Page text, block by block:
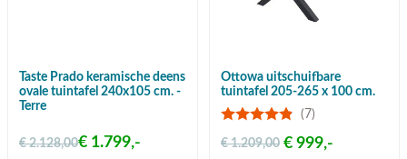
Taste Prado keramische deens
ovale tuintafel 240x105 cm. -
Terre
€ 2.128,00€ 1.799,-
Ottowa uitschuifbare
tuintafel 205-265 x 100 cm.
(7)
€ 999,-
€ 1.209,00